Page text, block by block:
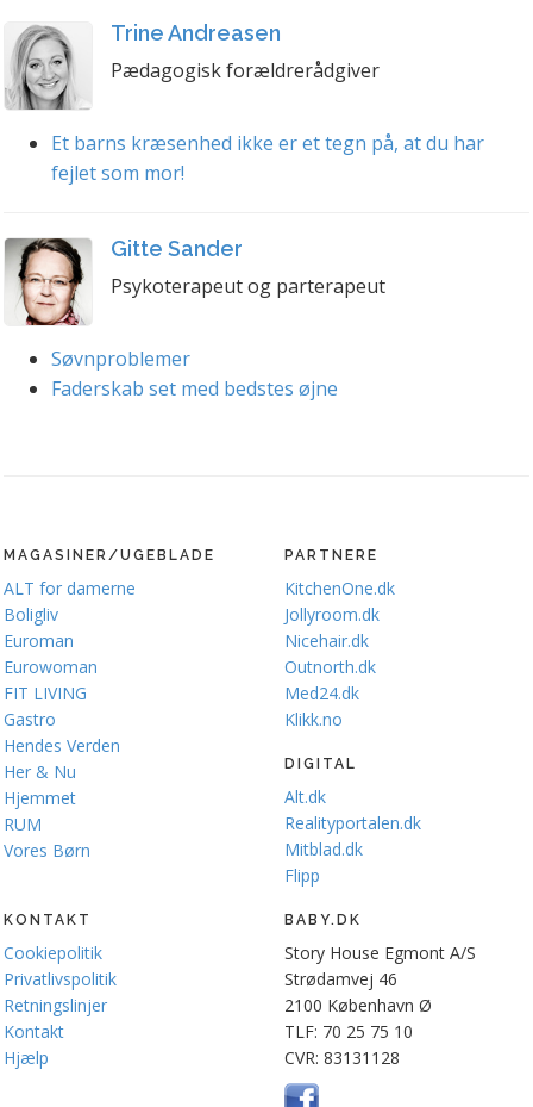
Trine Andreasen
Pædagogisk forældrerådgiver
Et barns kræsenhed ikke er et tegn på, at du har
fejlet som mor!
Gitte Sander
Psykoterapeut og parterapeut
Søvnproblemer
Faderskab set med bedstes øjne
MAGASINER/UGEBLADE
ALT for damerne
Boligliv
Euroman
Eurowoman
FIT LIVING
Gastro
Hendes Verden
Her & Nu
Hjemmet
RUM
Vores Børn
PARTNERE
KitchenOne.dk
Jollyroom.dk
Nicehair.dk
Outnorth.dk
Med24.dk
Klikk.no
DIGITAL
Alt.dk
Realityportalen.dk
Mitblad.dk
Flipp
KONTAKT
Cookiepolitik
Privatlivspolitik
Retningslinjer
Kontakt
Hjælp
BABY.DK
Story House Egmont A/S
Strødamvej 46
2100 København Ø
TLF: 70 25 75 10
CVR: 83131128